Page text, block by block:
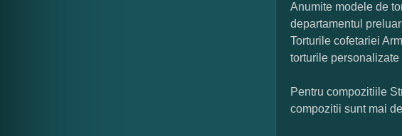
Anumite modele de
departamentul
Torturile cofetariei
torturile
Pentru compozitiile
compozitii sunt mai